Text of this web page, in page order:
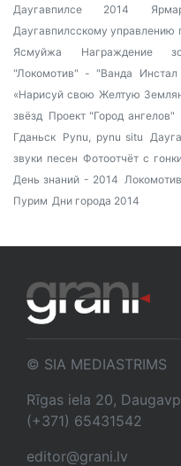
Даугавпилсе 2014
Даугавпилсскому управлению
Ясмуйжа
Награждение
"Локомотив" - "Ванда
«Нарисуй свою Желтую
звёзд Проект "Город ангелов"
Гданьск Pynu, pynu situ
звуки песен Фотоотчёт с
День знаний - 2014
Пурим Дни города 2014
© SIA MEDIASTRIMS
Rīgas iela 20,
(+371) 65431542
editor@grani.lv